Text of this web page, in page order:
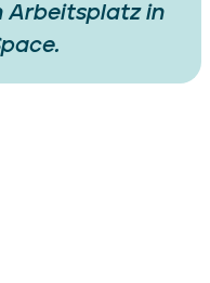
Arbeitsplatz in